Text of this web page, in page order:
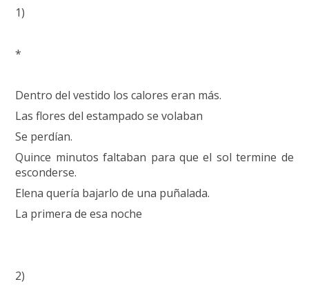
1)
*
Dentro del vestido los calores eran más.
Las flores del estampado se volaban
Se perdían.
Quince minutos faltaban para que el sol termine de
esconderse.
Elena quería bajarlo de una puñalada.
La primera de esa noche
2)